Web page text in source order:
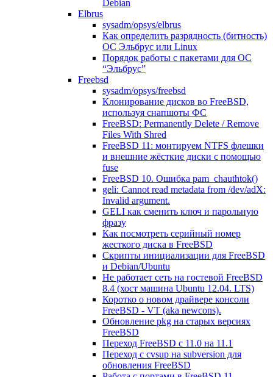
Debian
Elbrus
sysadm/opsys/elbrus
Как определить разрядность (битность)
ОС Эльбрус или Linux
Порядок работы с пакетами для ОС
“Эльбрус”
Freebsd
sysadm/opsys/freebsd
Клонирование дисков во FreeBSD,
используя снапшоты ФС
FreeBSD: Permanently Delete / Remove
Files With Shred
FreeBSD 11: монтируем NTFS флешки
и внешние жёсткие диски с помощью
fuse
FreeBSD 10. Ошибка pam_chauthtok()
geli: Cannot read metadata from /dev/adX:
Invalid argument.
GELI как сменить ключ и парольную
фразу
Как посмотреть серийный номер
жесткого диска в FreeBSD
Скрипты инициализации для FreeBSD
и Debian/Ubuntu
Не работает сеть на гостевой FreeBSD
8.4 (хост машина Ubuntu 12.04. LTS)
Коротко о новом драйвере консоли
FreeBSD - VT (aka newcons).
Обновление pkg на старых версиях
FreeBSD
Переход FreeBSD c 11.0 на 11.1
Переход с cvsup на subversion для
обновления FreeBSD